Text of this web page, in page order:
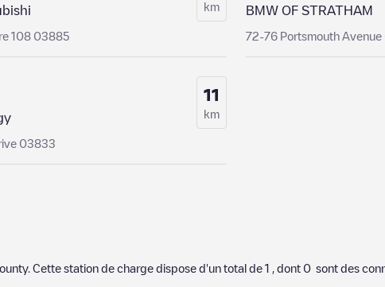
108 03885
km BMW OF STRATHAM
72-76 Portsmouth
03833
11
km
. Cette station de charge dispose d'un total de 1 , dont 0 sont des